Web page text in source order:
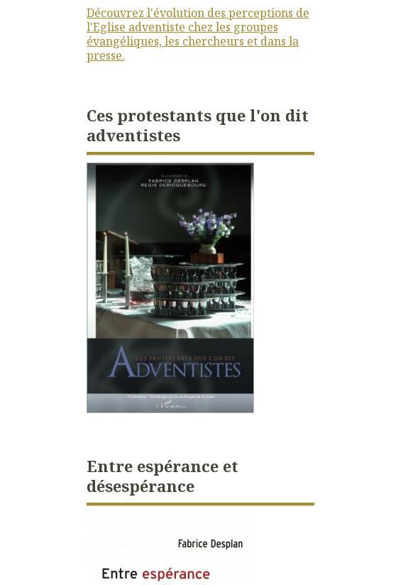
Découvrez l'évolution des perceptions de
l'Eglise adventiste chez les groupes
évangéliques, les chercheurs et dans la
presse.
Ces protestants que l'on dit
adventistes
Entre espérance et
désespérance